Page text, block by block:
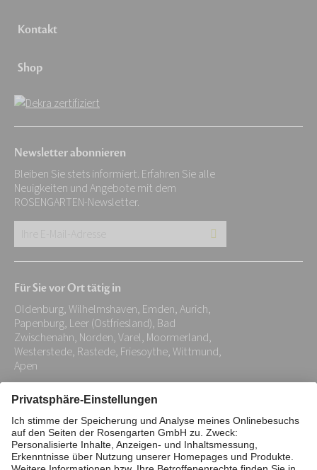
Kontakt
Shop
Newsletter abonnieren
Bleiben Sie stets informiert. Erfahren Sie alle
Neuigkeiten und Angebote mit dem
ROSENGARTEN-Newsletter.
E-
Adresse:
*
Für Sie vor Ort tätig in
Oldenburg, Wilhelmshaven, Emden, Aurich,
Papenburg, Leer (Ostfriesland), Bad
Zwischenahn, Norden, Varel, Moormerland,
Westerstede, Rastede, Friesoythe, Wittmund,
Apen
Impressum Datenschutz
Stiftung
Interne Meldestelle
Zahlungsmittel